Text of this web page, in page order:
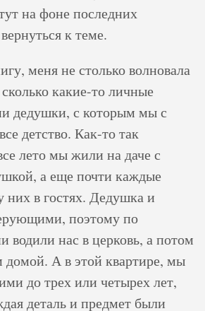
на фоне последних
к теме.
меня не столько волновала
какие-то личные
дедушки, с которым мы с
детство. Как-то так
лето мы жили на даче с
а еще почти каждые
них в гостях. Дедушка и
поэтому по
водили нас в церковь, а потом
А в этой квартире, мы
до трех или четырех лет,
деталь и предмет были